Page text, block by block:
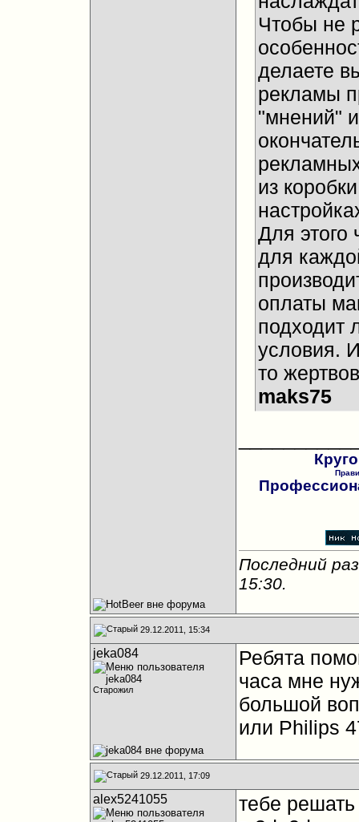
Чтобы не
делаете
рекламы
"мнений"
из
Для этого
для
оплаты
подходит
условия.
то
maks75
Последний
15:30.
29.12.2011, 15:34
jeka084
Старожил
Ребята
часа мне
большой
или Philips
29.12.2011, 17:09
alex5241055
тебе